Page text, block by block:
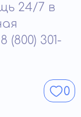
время
и
24/7 в
301-
0